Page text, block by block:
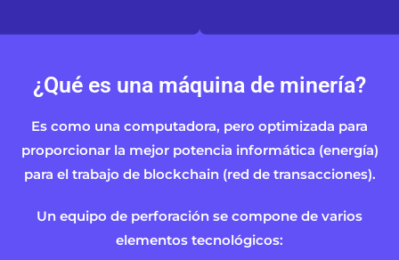
¿Qué es una máquina de minería?
Es como una computadora, pero optimizada para
proporcionar la mejor potencia informática (energía)
para el trabajo de blockchain (red de transacciones).
Un equipo de perforación se compone de varios
elementos tecnológicos: